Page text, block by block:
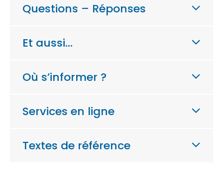
Questions – Réponses
Et aussi…
Où s’informer ?
Services en ligne
Textes de référence